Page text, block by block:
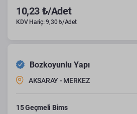
10,23 ₺/Adet
KDV Hariç: 9,30 ₺/Adet
Bozkoyunlu Yapı
AKSARAY - MERKEZ
15 Geçmeli Bims